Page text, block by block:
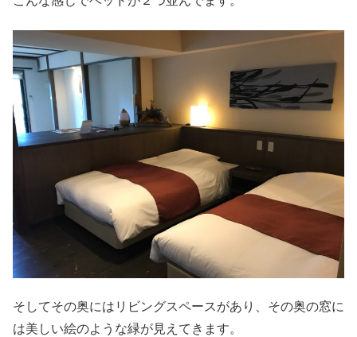
そしてその奥にはリビングスペースがあり、その奥の窓に
は美しい絵のような緑が見えてきます。